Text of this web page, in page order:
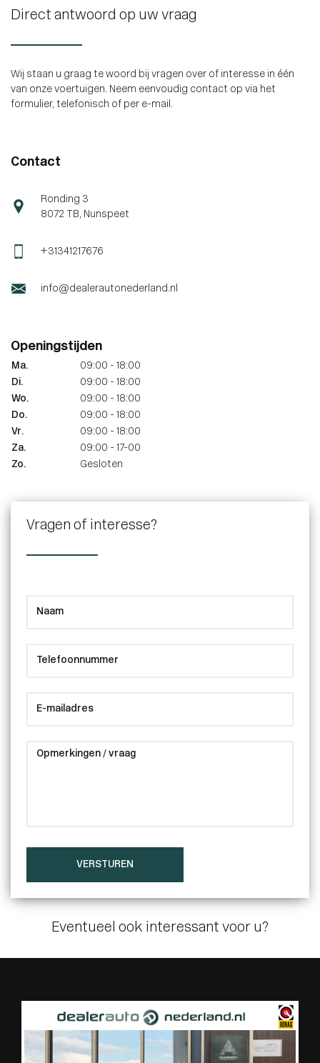
Direct antwoord op uw vraag
Wij staan u graag te woord bij vragen over of interesse in één
van onze voertuigen. Neem eenvoudig contact op via het
formulier, telefonisch of per e-mail.
Contact
Ronding 3
8072 TB, Nunspeet
+31341217676
info@dealerautonederland.nl
Openingstijden
Ma.
09:00 - 18:00
Di.
09:00 - 18:00
Wo.
09:00 - 18:00
Do.
09:00 - 18:00
Vr.
09:00 - 18:00
Za.
09:00 - 17-00
Zo.
Gesloten
Vragen of interesse?
VERSTUREN
Eventueel ook interessant voor u?